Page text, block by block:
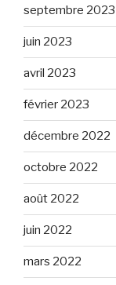
septembre 2023
juin 2023
avril 2023
février 2023
décembre 2022
octobre 2022
août 2022
juin 2022
mars 2022